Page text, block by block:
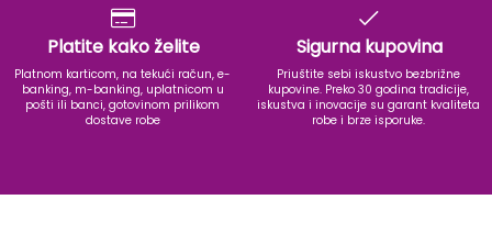
Platite kako želite
Platnom karticom, na tekući račun, e-
banking, m-banking, uplatnicom u
pošti ili banci, gotovinom prilikom
dostave robe
Sigurna kupovina
Priuštite sebi iskustvo bezbrižne
kupovine. Preko 30 godina tradicije,
iskustva i inovacije su garant kvaliteta
robe i brze isporuke.